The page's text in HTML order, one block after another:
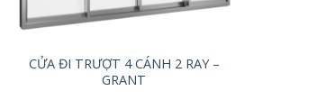
CỬA ĐI TRƯỢT 4 CÁNH 2 RAY –
GRANT